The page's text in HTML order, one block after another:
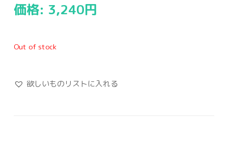
価格: 3,240円
Out of stock
欲しいものリストに入れる